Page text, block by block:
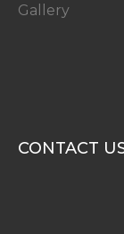
Gallery
CONTACT